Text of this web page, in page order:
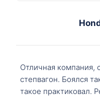
Отличная компания,
степвагон. Боялся
такое практиковал.